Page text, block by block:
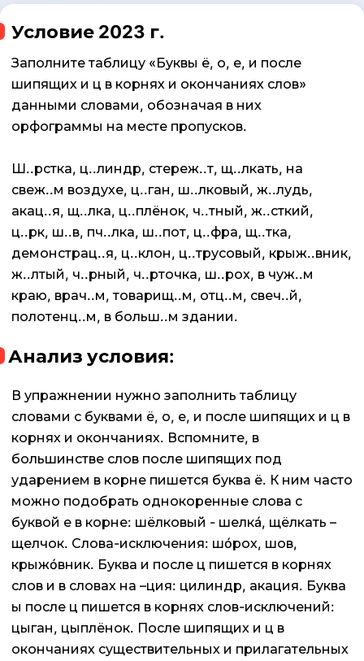
Условие 2023 г.
Заполните таблицу «Буквы ё, о, е, и после
шипящих и ц в корнях и окончаниях слов»
данными словами, обозначая в них
орфограммы на месте пропусков.
Ш..рстка, ц..линдр, стереж..т, щ..лкать, на
свеж..м воздухе, ц..ган, ш..лковый, ж..лудь,
акац..я, щ..лка, ц..плёнок, ч..тный, ж..сткий,
ц..рк, ш..в, пч..лка, ш..пот, ц..фра, щ..тка,
демонстрац..я, ц..клон, ц..трусовый, крыж..вник,
ж..лтый, ч..рный, ч..рточка, ш..рох, в чуж..м
краю, врач..м, товарищ..м, отц..м, свеч..й,
полотенц..м, в больш..м здании.
Анализ условия:
В упражнении нужно заполнить таблицу
словами с буквами ё, о, е, и после шипящих и ц в
корнях и окончаниях. Вспомните, в
большинстве слов после шипящих под
ударением в корне пишется буква ё. К ним часто
можно подобрать однокоренные слова с
буквой е в корне: шёлковый - шелкá, щёлкать –
щелчок. Слова-исключения: шóрох, шов,
крыжóвник. Буква и после ц пишется в корнях
слов и в словах на –ция: цилиндр, акация. Буква
ы после ц пишется в корнях слов-исключений:
цыган, цыплёнок. После шипящих и ц в
окончаниях существительных и прилагательных